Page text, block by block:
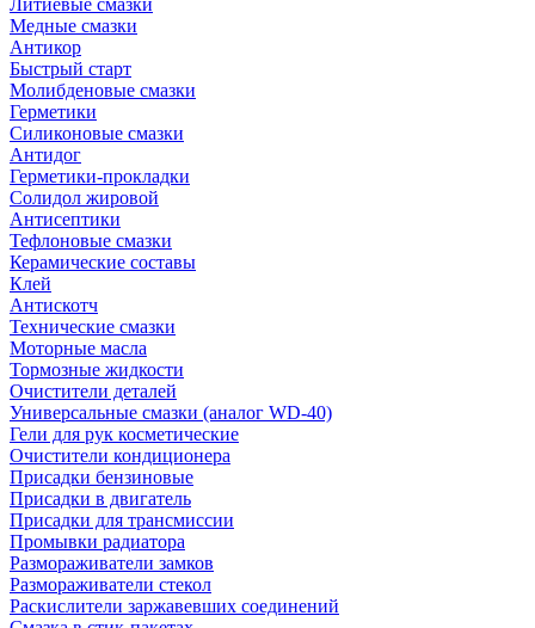
Литиевые смазки
Медные смазки
Антикор
Быстрый старт
Молибденовые смазки
Герметики
Силиконовые смазки
Антидог
Герметики-прокладки
Солидол жировой
Антисептики
Тефлоновые смазки
Керамические составы
Клей
Антискотч
Технические смазки
Моторные масла
Тормозные жидкости
Очистители деталей
Универсальные смазки (аналог WD-40)
Гели для рук косметические
Очистители кондиционера
Присадки бензиновые
Присадки в двигатель
Присадки для трансмиссии
Промывки радиатора
Размораживатели замков
Размораживатели стекол
Раскислители заржавевших соединений